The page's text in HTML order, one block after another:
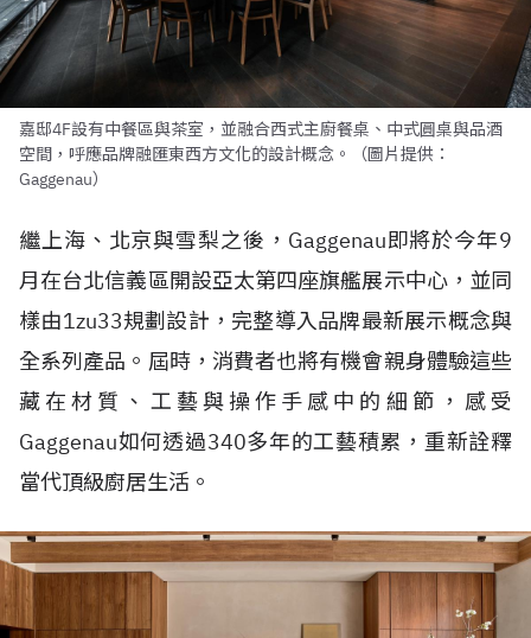
嘉邸4F設有中餐區與茶室，並融合西式主廚餐桌、中式圓桌與品酒
空間，呼應品牌融匯東西方文化的設計概念。（圖片提供：
Gaggenau）
繼上海、北京與雪梨之後，Gaggenau即將於今年9
月在台北信義區開設亞太第四座旗艦展示中心，並同
樣由1zu33規劃設計，完整導入品牌最新展示概念與
全系列產品。屆時，消費者也將有機會親身體驗這些
藏在材質、工藝與操作手感中的細節，感受
Gaggenau如何透過340多年的工藝積累，重新詮釋
當代頂級廚居生活。